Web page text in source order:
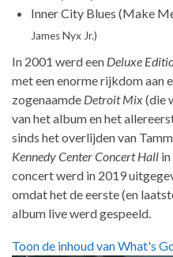
Inner City Blues (Make
James Nyx Jr.)
In 2001 werd een Deluxe
met een enorme rijkdom aan
zogenaamde Detroit Mix(die
van het album en het
sinds het overlijden van
Kennedy Center Concert Hall
concert werd in 2019
omdat het de eerste (en
album live werd gespeeld.
Toon de inhoud van What's